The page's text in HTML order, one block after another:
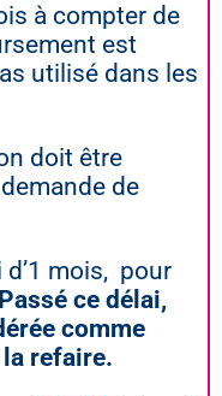
à compter de
est
utilisé dans les
doit être
de
mois, pour
Passé ce délai,
comme
refaire.